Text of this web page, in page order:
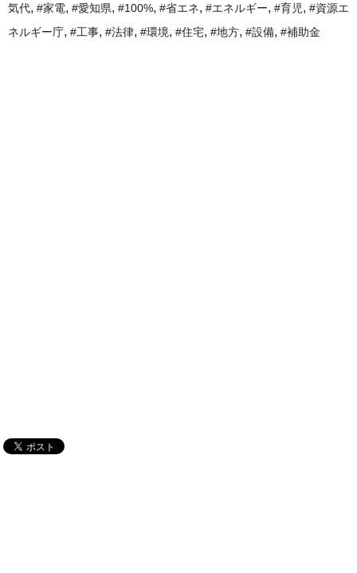
気代, #家電, #愛知県, #100%, #省エネ, #エネルギー, #育児, #資源エ
ネルギー庁, #工事, #法律, #環境, #住宅, #地方, #設備, #補助金